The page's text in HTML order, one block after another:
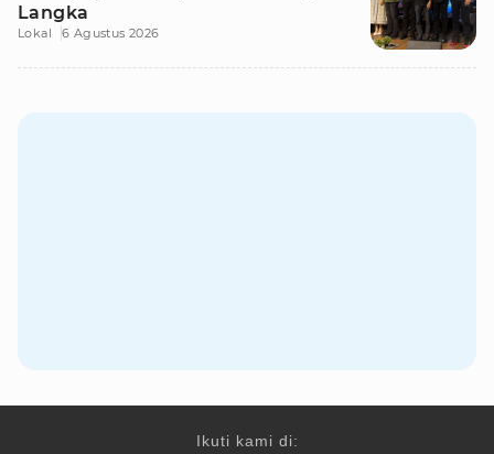
Langka
Lokal 6 Agustus 2026
Ikuti kami di: